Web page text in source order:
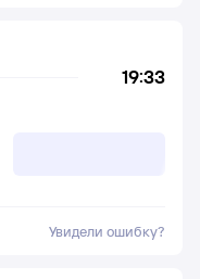
19:33
Увидели ошибку?